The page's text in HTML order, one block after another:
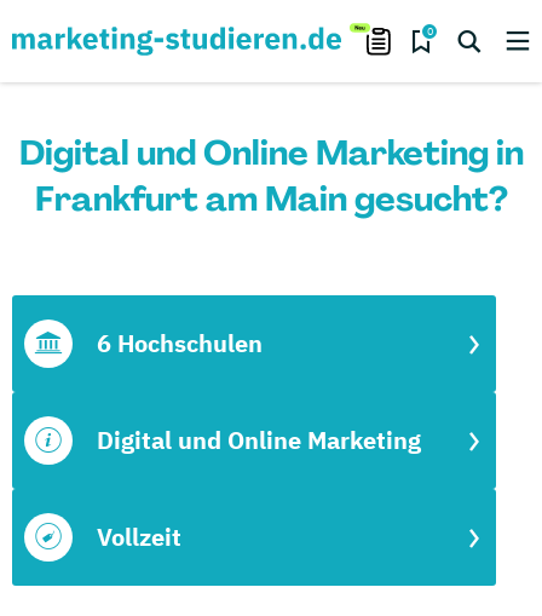
0
Digital und Online Marketing in
Frankfurt am Main gesucht?
Vollzeit
Digital und Online Marketing
6 Hochschulen